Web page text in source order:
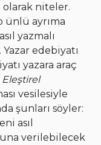
olarak niteler.
ünlü ayrıma
yazmalı
edebiyatı
yazara araç
Eleştirel
vesilesiyle
şunları söyler:
asıl
verilebilecek